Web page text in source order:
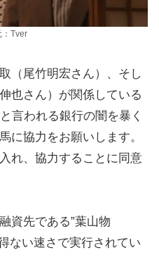
：Tver
（尾竹明宏さん）、そし
也さん）が関係している
言われる銀行の闇を暴く
に協力をお願いします。
れ、協力することに同意
資先である”葉山物
ない速さで実行されてい